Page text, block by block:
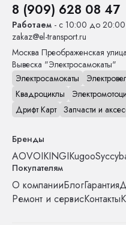
8 (909) 628 08 47
Работаем - с 10:00 до 20:00
zakaz@el-transport.ru
Москва Преображенская
Вывеска "Электросамокаты"
Электросамокаты
Квадроциклы
Дрифт Карт Запчасти и
Бренды
AOVOIKINGIKugoo
Покупателям
О компанииБлогГарантия
Ремонт и сервисКонтакты